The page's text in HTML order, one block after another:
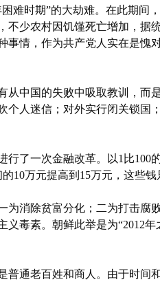
难时期”的大劫难。在此期间
不少农村因饥馑死亡增加，据
事情，作为共产党人实在是愧
中国的失败中吸取教训，而
个人迷信；对外实行闭关锁国
了一次金融改革。以1比100
10万元提高到15万元，这些钱
消除贫富分化；二为打击腐
毒素。朝鲜此举是为“2012年
通老百姓和商人。由于时间